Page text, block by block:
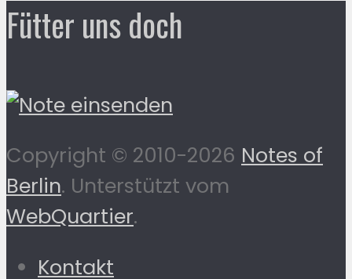
Fütter uns doch
Copyright © 2010-2026 Notes of
Berlin. Unterstützt vom
WebQuartier.
Kontakt